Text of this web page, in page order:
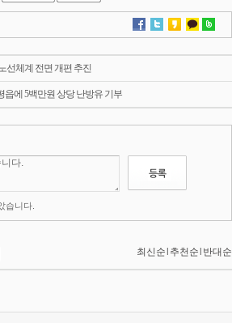
선체계 전면 개편 추진
읍에 5백만원 상당 난방유 기부